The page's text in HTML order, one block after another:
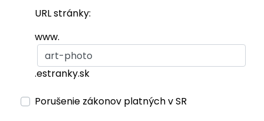
URL stránky:
www.
.estranky.sk
Porušenie zákonov platných v SR